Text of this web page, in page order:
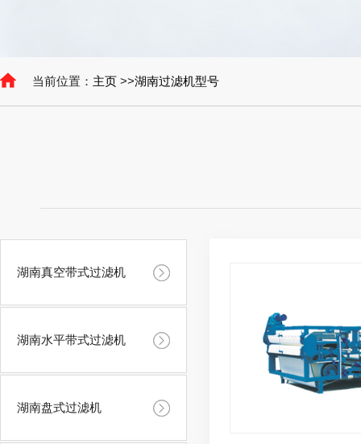
当前位置： 主页 >>湖南过滤机型号
湖南真空带式过滤机
湖南水平带式过滤机
湖南盘式过滤机